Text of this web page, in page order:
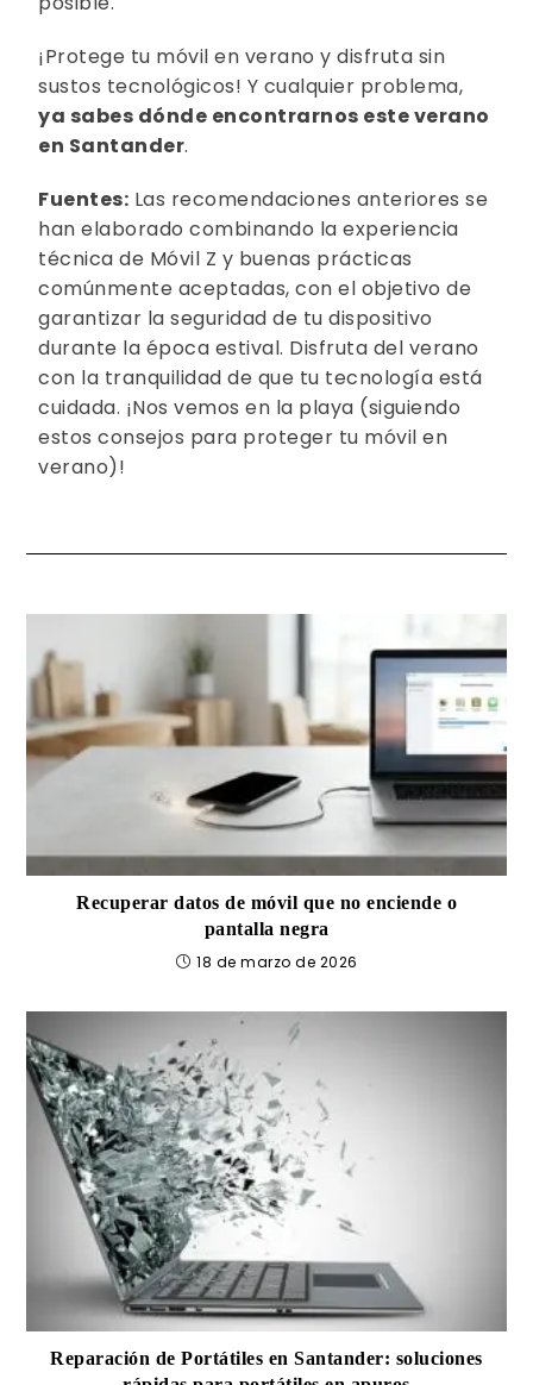
¡Protege tu móvil en verano y disfruta sin
sustos tecnológicos! Y cualquier problema,
ya sabes dónde encontrarnos este verano
en Santander.
Fuentes: Las recomendaciones anteriores se
han elaborado combinando la experiencia
técnica de Móvil Z y buenas prácticas
comúnmente aceptadas, con el objetivo de
garantizar la seguridad de tu dispositivo
durante la época estival. Disfruta del verano
con la tranquilidad de que tu tecnología está
cuidada. ¡Nos vemos en la playa (siguiendo
estos consejos para proteger tu móvil en
verano)!
Recuperar datos de móvil que no enciende o
pantalla negra
18 de marzo de 2026
Reparación de Portátiles en Santander: soluciones